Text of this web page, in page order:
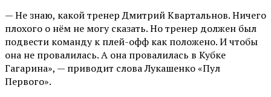
— Не знаю, какой тренер Дмитрий Квартальнов. Ничего
плохого о нём не могу сказать. Но тренер должен был
подвести команду к плей-офф как положено. И чтобы
она не провалилась. А она провалилась в Кубке
Гагарина», — приводит слова Лукашенко «Пул
Первого».